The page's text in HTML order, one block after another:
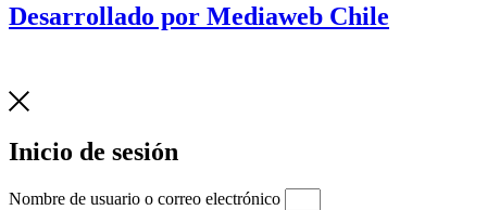
Desarrollado por Mediaweb Chile
Inicio de sesión
Nombre de usuario o correo electrónico